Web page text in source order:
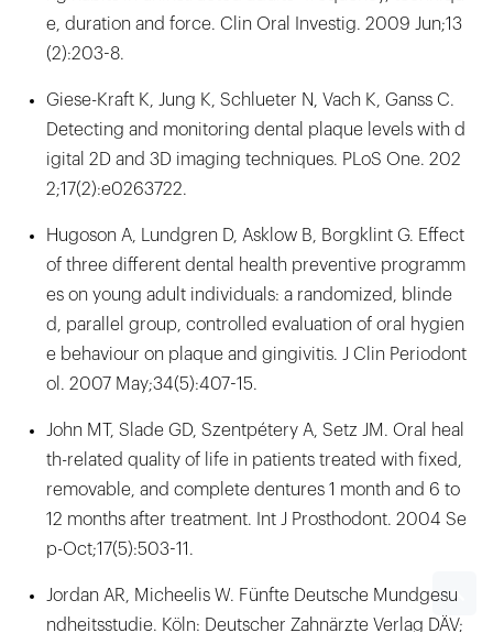
e, duration and force. Clin Oral Investig. 2009 Jun;13
(2):203-8.
Giese-Kraft K, Jung K, Schlueter N, Vach K, Ganss C.
Detecting and monitoring dental plaque levels with d
igital 2D and 3D imaging techniques. PLoS One. 202
2;17(2):e0263722.
Hugoson A, Lundgren D, Asklow B, Borgklint G. Effect
of three different dental health preventive programm
es on young adult individuals: a randomized, blinde
d, parallel group, controlled evaluation of oral hygien
e behaviour on plaque and gingivitis. J Clin Periodont
ol. 2007 May;34(5):407-15.
John MT, Slade GD, Szentpétery A, Setz JM. Oral heal
th-related quality of life in patients treated with fixed,
removable, and complete dentures 1 month and 6 to
12 months after treatment. Int J Prosthodont. 2004 Se
p-Oct;17(5):503-11.
Jordan AR, Micheelis W. Fünfte Deutsche Mundgesu
ndheitsstudie. Köln: Deutscher Zahnärzte Verlag DÄV;